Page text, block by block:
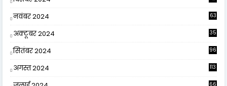
नवंबर 2024 63
अक्टूबर 2024 35
सितंबर 2024 96
अगस्त 2024 113
66